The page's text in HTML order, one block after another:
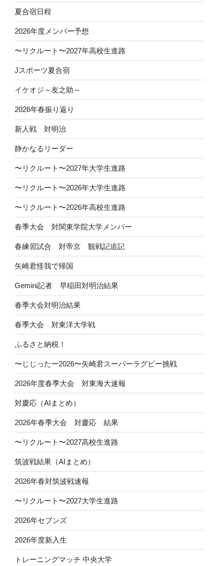
夏合宿日程
2026年度メンバー予想
〜リクルート〜2027年高校生進路
Jスポーツ夏合宿
イケオジ～友之助～
2026年春振り返り
新人戦 対明治
静かなるリーダー
〜リクルート〜2027年大学生進路
〜リクルート〜2026年大学生進路
〜リクルート〜2026年高校生進路
春季大会 対関東学院大学メンバー
春練習試合 対帝京 観戦記追記
矢崎君怪我で帰国
Gemini記者 早稲田対明治結果
春季大会対明治結果
春季大会 対東洋大学戦
ふるさと納税！
〜じじったー2026〜矢崎君スーパーラグビー挑戦
2026年度春季大会 対東海大速報
対慶応（AIまとめ）
2026年春季大会 対慶応 結果
〜リクルート〜2027高校生進路
筑波戦結果（AIまとめ）
2026年春対筑波戦速報
〜リクルート〜2027大学生進路
2026年セブンズ
2026年度新入生
トレーニングマッチ 中央大学